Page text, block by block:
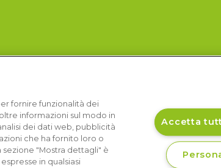
fornire funzionalità dei
informazioni sul modo in
dei dati web, pubblicità
che ha fornito loro o
sezione "Mostra dettagli" è
in qualsiasi
Accetta